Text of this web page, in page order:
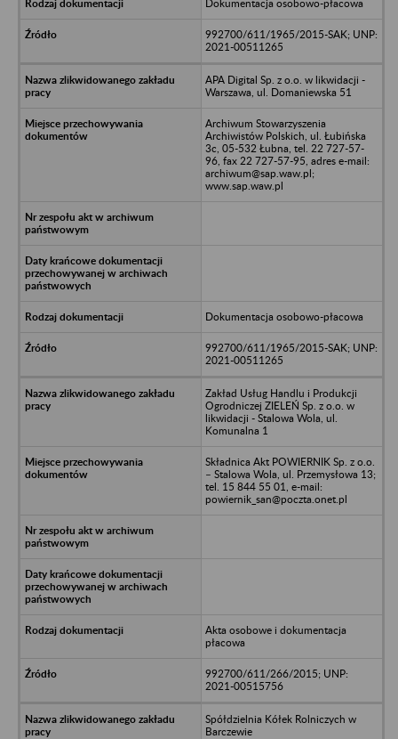
Dokumentacja osobowo-płacowa
992700/611/1965/2015-SAK; UNP:
2021-00511265
APA Digital Sp. z o.o. w likwidacji -
Warszawa, ul. Domaniewska 51
Archiwum Stowarzyszenia
Archiwistów Polskich, ul. Łubińska
3c, 05-532 Łubna, tel. 22 727-57-
96, fax 22 727-57-95, adres e-mail:
archiwum@sap.waw.pl;
www.sap.waw.pl
Dokumentacja osobowo-płacowa
992700/611/1965/2015-SAK; UNP:
2021-00511265
Zakład Usług Handlu i Produkcji
Ogrodniczej ZIELEŃ Sp. z o.o. w
likwidacji - Stalowa Wola, ul.
Komunalna 1
Składnica Akt POWIERNIK Sp. z o.o.
– Stalowa Wola, ul. Przemysłowa 13;
tel. 15 844 55 01, e-mail:
powiernik_san@poczta.onet.pl
Akta osobowe i dokumentacja
płacowa
992700/611/266/2015; UNP:
2021-00515756
Spółdzielnia Kółek Rolniczych w
Barczewie